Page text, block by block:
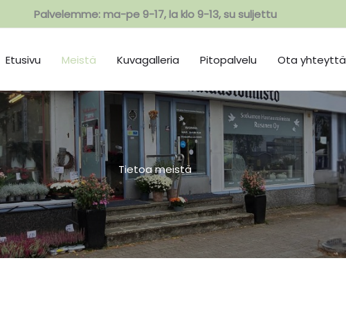
Palvelemme: ma-pe 9-17, la klo 9-13, su suljettu
Etusivu Meistä Kuvagalleria Pitopalvelu Ota yhteyttä
Tietoa meistä